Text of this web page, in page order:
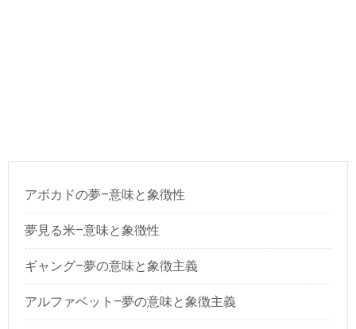
アボカドの夢–意味と象徴性
夢見る米–意味と象徴性
ギャング–夢の意味と象徴主義
アルファベット–夢の意味と象徴主義